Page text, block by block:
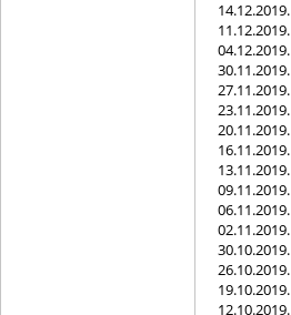
14.12.2019.
11.12.2019.
04.12.2019.
30.11.2019.
27.11.2019.
23.11.2019.
20.11.2019.
16.11.2019.
13.11.2019.
09.11.2019.
06.11.2019.
02.11.2019.
30.10.2019.
26.10.2019.
19.10.2019.
12.10.2019.